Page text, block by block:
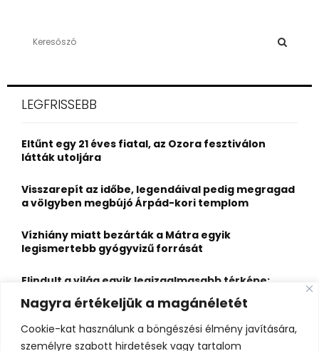
Nagyra értékeljük a magánéletét
Cookie-kat használunk a böngészési élmény javítására,
személyre szabott hirdetések vagy tartalom
h
o
r
C
LEGFRISSEBB
Eltűnt egy 21 éves fiatal, az Ozora fesztiválon
látták utoljára
Visszarepít az időbe, legendáival pedig megragad
a völgyben megbújó Árpád-kori templom
Vízhiány miatt bezárták a Mátra egyik
legismertebb gyógyvizű forrását
Elindult a világ egyik legizgalmasabb térképe:
több mint 6600 várat, kastélyt és erődöt
fedezhetsz fel rajta
Kigyulladt a Szőke Tisza legendás hajóroncsa,